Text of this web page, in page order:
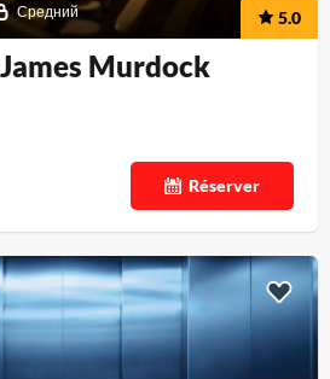
Средний 5.0
Murdock
Réserver